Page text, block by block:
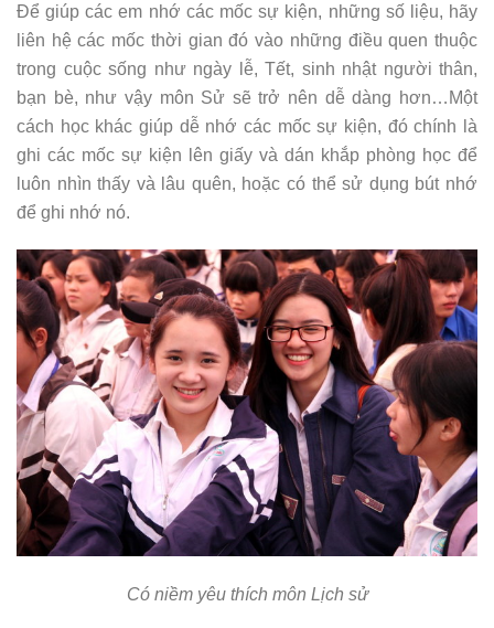
Để giúp các em nhớ các mốc sự kiện, những số liệu, hãy
liên hệ các mốc thời gian đó vào những điều quen thuộc
trong cuộc sống như ngày lễ, Tết, sinh nhật người thân,
bạn bè, như vậy môn Sử sẽ trở nên dễ dàng hơn…Một
cách học khác giúp dễ nhớ các mốc sự kiện, đó chính là
ghi các mốc sự kiện lên giấy và dán khắp phòng học để
luôn nhìn thấy và lâu quên, hoặc có thể sử dụng bút nhớ
để ghi nhớ nó.
Có niềm yêu thích môn Lịch sử